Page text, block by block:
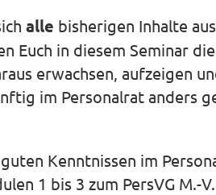
alle bisherigen Inhalte
Euch in diesem Seminar
erwachsen, aufzeigen
im Personalrat anders
Kenntnissen im
1 bis 3 zum PersVG M.-